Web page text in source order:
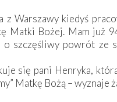
z Warszawy kiedyś
Matki Bożej. Mam już
szczęśliwy powrót ze
się pani Henryka,
Matkę Bożą – wyznaje